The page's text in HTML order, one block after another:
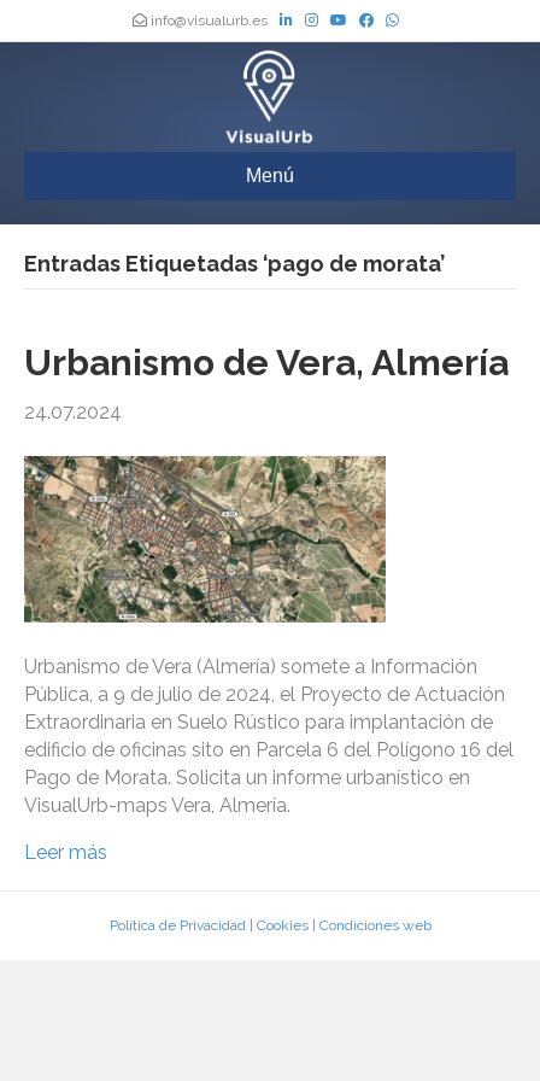
info@visualurb.es
Menú
Entradas Etiquetadas ‘pago de morata’
Urbanismo de Vera, Almería
24.07.2024
Urbanismo de Vera (Almería) somete a Información
Pública, a 9 de julio de 2024, el Proyecto de Actuación
Extraordinaria en Suelo Rústico para implantación de
edificio de oficinas sito en Parcela 6 del Polígono 16 del
Pago de Morata. Solicita un informe urbanístico en
VisualUrb-maps Vera, Almería.
Leer más
Política de Privacidad| Cookies| Condiciones web